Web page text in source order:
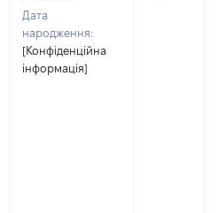
Дата
народження:
[Конфіденційна
інформація]